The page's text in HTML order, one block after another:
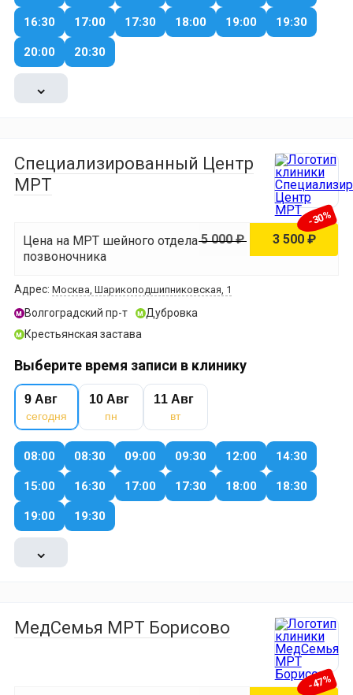
16:30 17:00 17:30 18:00 19:00 19:30
20:00 20:30
⌄
Специализированный Центр
МРТ
Цена на МРТ шейного отдела
позвоночника
3 500 ₽
5 000 ₽
-30%
Адрес: Москва, Шарикоподшипниковская, 1
м Волгоградский пр-т м Дубровка
м Крестьянская застава
Выберите время записи в клинику
9 Авг
сегодня
10 Авг
пн
11 Авг
вт
08:00 08:30 09:00 09:30 12:00 14:30
15:00 16:30 17:00 17:30 18:00 18:30
19:00 19:30
⌄
МедСемья МРТ Борисово
-47%